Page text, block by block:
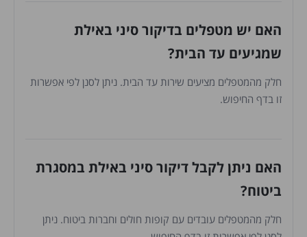
האם יש מטפלים בדיקור סיני באילת
שמגיעים עד הבית?
חלק מהמטפלים מציעים שירות עד הבית. ניתן לסנן לפי אפשרות
זו בדף החיפוש.
האם ניתן לקבל דיקור סיני באילת במסגרת
ביטוח?
חלק מהמטפלים עובדים עם קופות חולים וחברות ביטוח. ניתן